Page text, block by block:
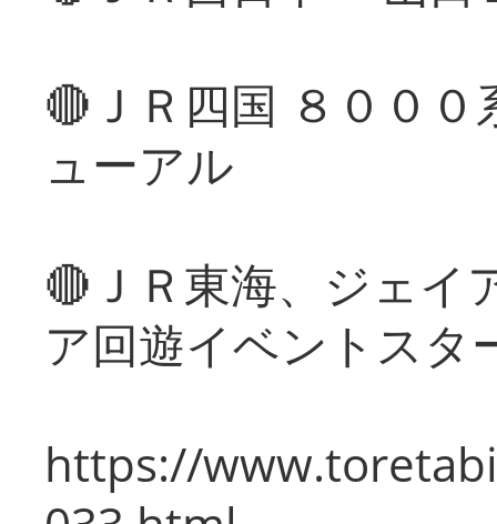
🔴ＪＲ四国 ８００
ューアル
🔴ＪＲ東海、ジェイ
ア回遊イベントスタ
https://